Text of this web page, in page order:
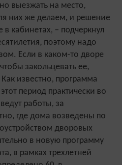
выезжать на место,
них же делаем, и решение
кабинетах, – подчеркнул
поэтому надо
Если в каком-то дворе
закольцевать ее,
известно, программа
период практически во
работы, за
где дома возведены по
дворовых
в новую программу
в рамках трехлетней